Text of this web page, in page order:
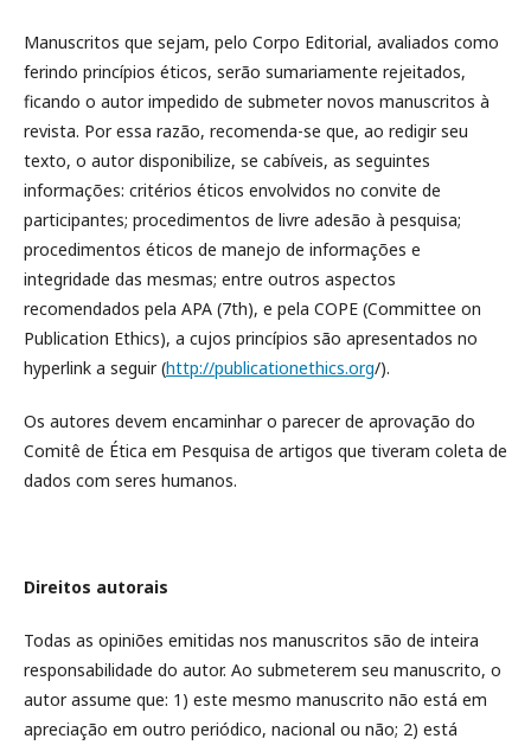
Manuscritos que sejam, pelo Corpo Editorial, avaliados como
ferindo princípios éticos, serão sumariamente rejeitados,
ficando o autor impedido de submeter novos manuscritos à
revista. Por essa razão, recomenda-se que, ao redigir seu
texto, o autor disponibilize, se cabíveis, as seguintes
informações: critérios éticos envolvidos no convite de
participantes; procedimentos de livre adesão à pesquisa;
procedimentos éticos de manejo de informações e
integridade das mesmas; entre outros aspectos
recomendados pela APA (7th), e pela COPE (Committee on
Publication Ethics), a cujos princípios são apresentados no
hyperlink a seguir (http://publicationethics.org/).
Os autores devem encaminhar o parecer de aprovação do
Comitê de Ética em Pesquisa de artigos que tiveram coleta de
dados com seres humanos.
Direitos autorais
Todas as opiniões emitidas nos manuscritos são de inteira
responsabilidade do autor. Ao submeterem seu manuscrito, o
autor assume que: 1) este mesmo manuscrito não está em
apreciação em outro periódico, nacional ou não; 2) está